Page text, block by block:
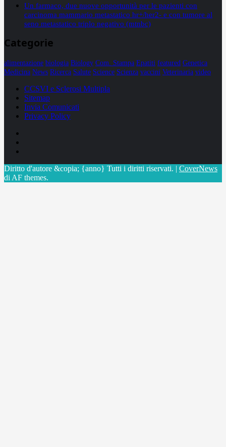
Un farmaco, due nuove opportunità per le pazienti con
carcinoma mammario metastatico hr+/her2- e con tumore al
seno metastatico triplo negativo (mtnbc)
Categorie
alimentazione biologia Biology Com. Stampa Epatiti featured Genetica
Medicina News Ricerca Salute Science Scienza vaccini Veterinaria video
CCSVI e Sclerosi Multipla
Sitemap
Invia Comunicati
Privacy Policy
Diritto d'autore &copia; {anno} Tutti i diritti riservati. | CoverNews
di AF themes.